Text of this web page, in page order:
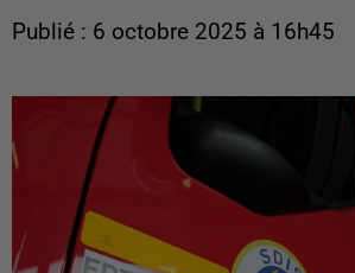
Publié : 6 octobre 2025 à 16h45